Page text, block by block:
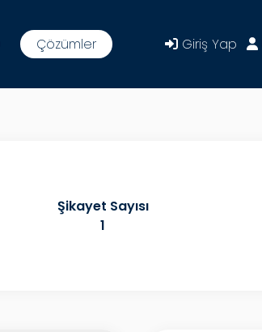
Çözümler Giriş Yap
Şikayet Sayısı
1